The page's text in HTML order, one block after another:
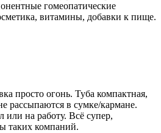
гомеопатические
витамины, добавки к пище.
просто огонь. Туба компактная,
рассыпаются в сумке/кармане.
или на работу. Всё супер,
таких компаний.